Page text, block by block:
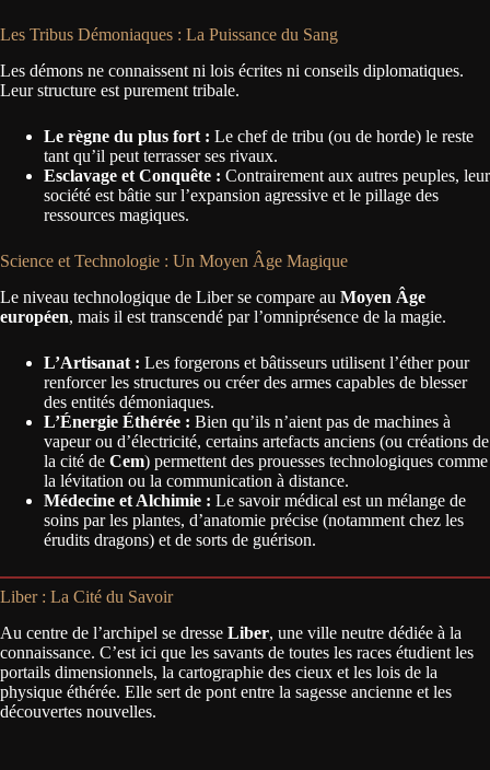
Les Tribus Démoniaques : La Puissance du Sang
Les démons ne connaissent ni lois écrites ni conseils diplomatiques.
Leur structure est purement tribale.
Le règne du plus fort : Le chef de tribu (ou de horde) le reste
tant qu’il peut terrasser ses rivaux.
Esclavage et Conquête : Contrairement aux autres peuples, leur
société est bâtie sur l’expansion agressive et le pillage des
ressources magiques.
Science et Technologie : Un Moyen Âge Magique
Le niveau technologique de Liber se compare au Moyen Âge
européen, mais il est transcendé par l’omniprésence de la magie.
L’Artisanat : Les forgerons et bâtisseurs utilisent l’éther pour
renforcer les structures ou créer des armes capables de blesser
des entités démoniaques.
L’Énergie Éthérée : Bien qu’ils n’aient pas de machines à
vapeur ou d’électricité, certains artefacts anciens (ou créations de
la cité de Cem) permettent des prouesses technologiques comme
la lévitation ou la communication à distance.
Médecine et Alchimie : Le savoir médical est un mélange de
soins par les plantes, d’anatomie précise (notamment chez les
érudits dragons) et de sorts de guérison.
Liber : La Cité du Savoir
Au centre de l’archipel se dresse Liber, une ville neutre dédiée à la
connaissance. C’est ici que les savants de toutes les races étudient les
portails dimensionnels, la cartographie des cieux et les lois de la
physique éthérée. Elle sert de pont entre la sagesse ancienne et les
découvertes nouvelles.